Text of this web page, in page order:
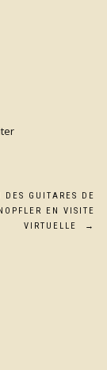
DES GUITARES DE
EN VISITE
VIRTUELLE
→